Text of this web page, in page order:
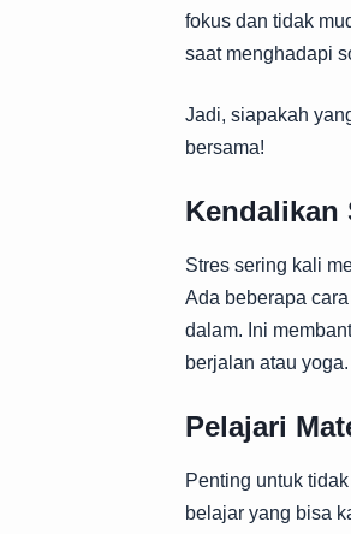
fokus dan tidak
saat menghadapi
Jadi, siapakah
bersama!
Kendalikan
Stres sering kali
Ada beberapa
dalam. Ini
berjalan atau
Pelajari
Penting untuk
belajar yang bisa